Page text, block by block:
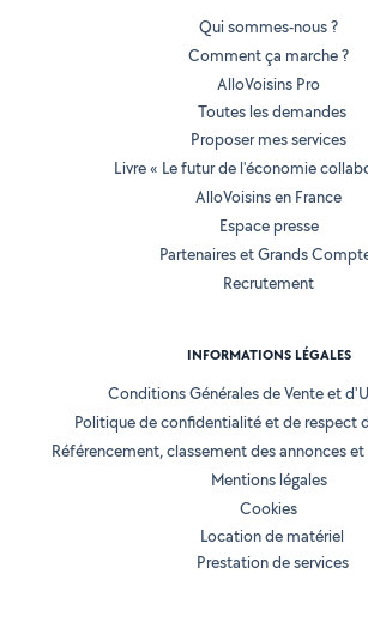
Qui sommes-nous ?
Comment ça marche ?
AlloVoisins Pro
Toutes les demandes
Proposer mes services
Livre « Le futur de l'économie
AlloVoisins en France
Espace presse
Partenaires et Grands
Recrutement
INFORMATIONS LÉGALES
Conditions Générales de Vente et
Politique de confidentialité et de respect
Référencement, classement des annonces
Mentions légales
Cookies
Location de matériel
Prestation de services